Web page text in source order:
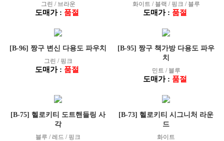
그린 / 브라운
도매가 : 품절
화이트 / 블랙 / 핑크 / 블루
도매가 : 품절
[B-96] 짱구 변신 다용도 파우치
그린 / 핑크
도매가 : 품절
[B-95] 짱구 책가방 다용도 파우
치
민트 / 블루
도매가 : 품절
[B-75] 헬로키티 도트핸들링 사
각
블루 / 레드 / 핑크
[B-73] 헬로키티 시그니처 라운
드
화이트